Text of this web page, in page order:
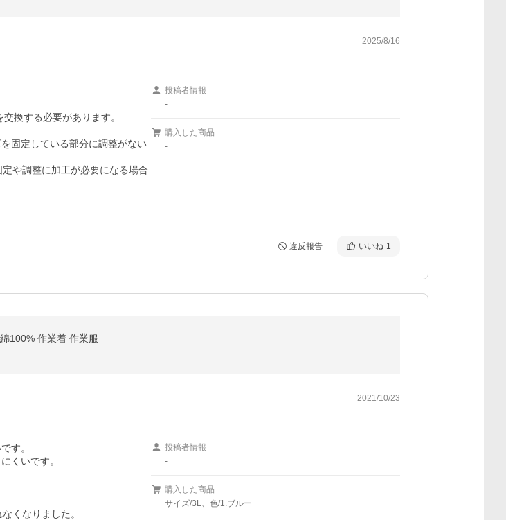
2025/8/16
換する必要があります。
固定している部分に調整がない
や調整に加工が必要になる場合
投稿者情報
-
購入した商品
-
違反報告 いいね 1
100% 作業着 作業服
2021/10/23
す。
くいです。
くなりました。
投稿者情報
-
購入した商品
サイズ/3L、色/1.ブルー